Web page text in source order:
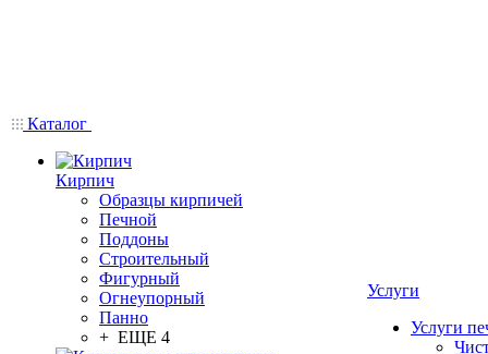
Каталог
Кирпич
Образцы кирпичей
Печной
Поддоны
Строительный
Фигурный
Огнеупорный
Панно
+ ЕЩЕ 4
Услуги
Услуги